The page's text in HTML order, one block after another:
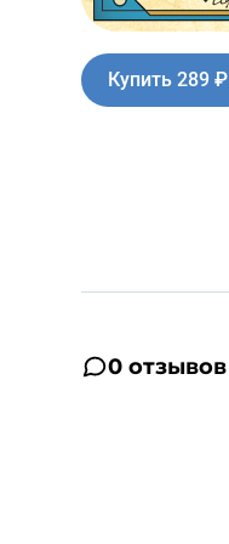
Купить 289 ₽
0 отзывов